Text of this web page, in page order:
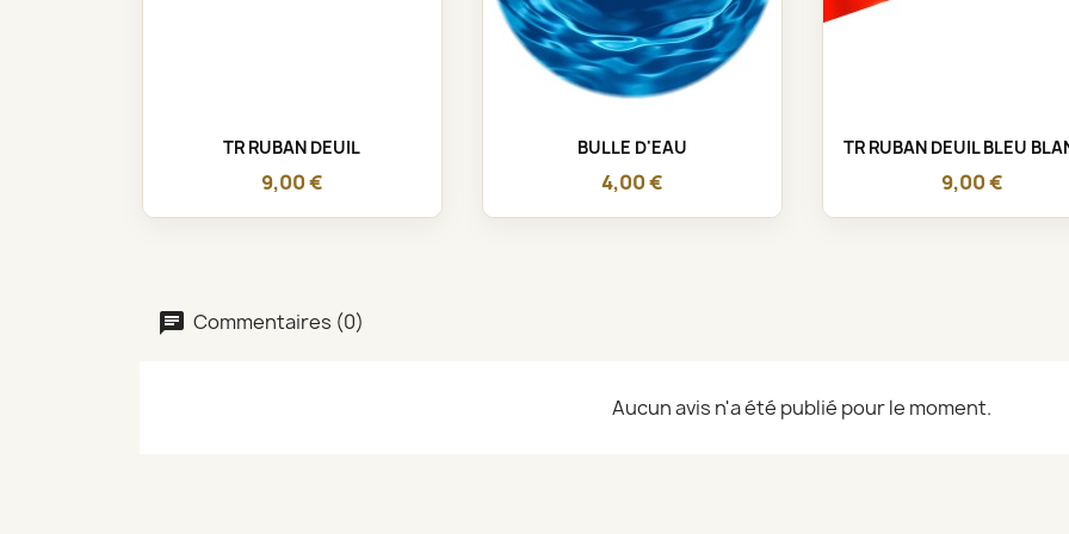

TR RUBAN DEUIL
9,00 €
BULLE D'EAU
4,00 €

TR RUBAN DEUIL BLEU
9,00 €
Commentaires (0)
Aucun avis n'a été publié pour le moment.